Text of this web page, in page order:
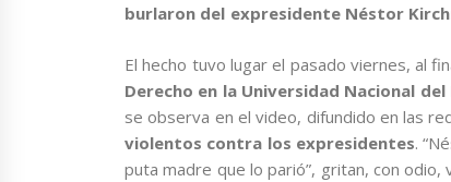
burlaron del expresidente Néstor
El hecho tuvo lugar el pasado viernes, al
Derecho en la Universidad Nacional
se observa en el video, difundido en las
violentos contra los expresidentes.
puta madre que lo parió”, gritan, con